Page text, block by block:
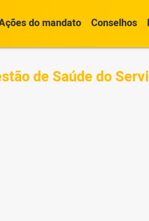
do mandato Conselhos
de Saúde do